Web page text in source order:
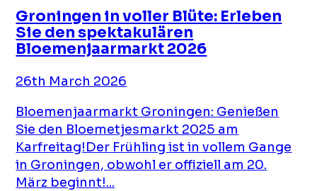
Groningen in voller Blüte: Erleben
Sie den spektakulären
Bloemenjaarmarkt 2026
26th March 2026
Bloemenjaarmarkt Groningen: Genießen
Sie den Bloemetjesmarkt 2025 am
Karfreitag!Der Frühling ist in vollem Gange
in Groningen, obwohl er offiziell am 20.
März beginnt!...